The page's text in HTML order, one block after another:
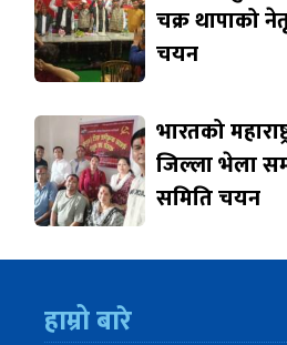
चक्र थापाको
चयन
भारतको
जिल्ला भेला
समिति चयन
हाम्रो बारे